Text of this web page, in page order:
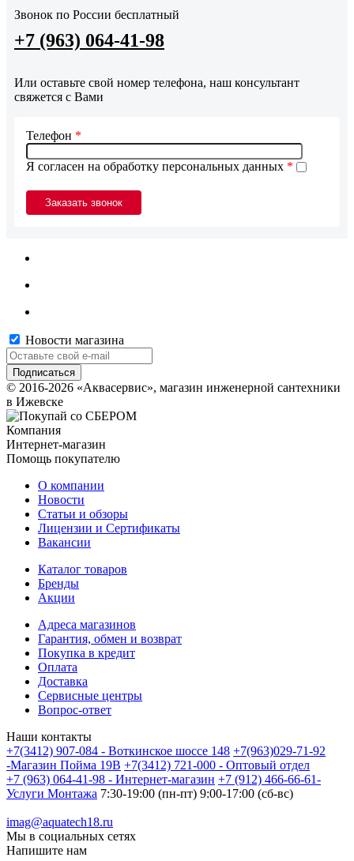
Звонок по России бесплатный
+7 (963) 064-41-98
Или оставьте свой номер телефона, наш консультант
свяжется с Вами
Я согласен на обработку персональных данных *
Телефон *
Новости магазина
© 2016-2026 «Аквасервис», магазин инженерной сантехники
в Ижевске
Компания
Интернет-магазин
Помощь покупателю
О компании
Новости
Статьи и обзоры
Лицензии и Сертификаты
Вакансии
Каталог товаров
Бренды
Акции
Адреса магазинов
Гарантия, обмен и возврат
Покупка в кредит
Оплата
Доставка
Сервисные центры
Вопрос-ответ
Наши контакты
+7(3412) 907-084 - Воткинское шоссе 148 +7(963)029-71-92
-Магазин Пойма 19В +7(3412) 721-000 - Оптовый отдел
+7 (963) 064-41-98 - Интернет-магазин +7 (912) 466-66-61-
Услуги Монтажа 7:30-19:00 (пн-пт) 9:00-17:00 (сб-вс)
imag@aquatech18.ru
Мы в социальных сетях
Напишите нам